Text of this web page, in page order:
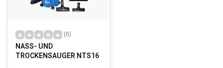
(0)
NASS- UND
TROCKENSAUGER NTS16